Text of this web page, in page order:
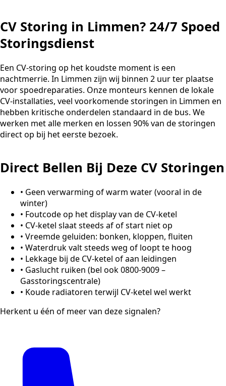
CV Storing in Limmen? 24/7 Spoed
Storingsdienst
Een CV-storing op het koudste moment is een
nachtmerrie. In Limmen zijn wij binnen 2 uur ter plaatse
voor spoedreparaties. Onze monteurs kennen de lokale
CV-installaties, veel voorkomende storingen in Limmen en
hebben kritische onderdelen standaard in de bus. We
werken met alle merken en lossen 90% van de storingen
direct op bij het eerste bezoek.
Direct Bellen Bij Deze CV Storingen
• Geen verwarming of warm water (vooral in de
winter)
• Foutcode op het display van de CV-ketel
• CV-ketel slaat steeds af of start niet op
• Vreemde geluiden: bonken, kloppen, fluiten
• Waterdruk valt steeds weg of loopt te hoog
• Lekkage bij de CV-ketel of aan leidingen
• Gaslucht ruiken (bel ook 0800-9009 –
Gasstoringscentrale)
• Koude radiatoren terwijl CV-ketel wel werkt
Herkent u één of meer van deze signalen?